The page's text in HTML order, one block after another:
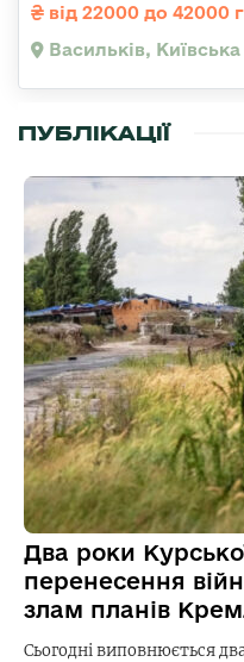
від 22000 до 42000
Васильків,
ПУБЛІКАЦІЇ
Два роки
перенесення
злам планів
Сьогодні виповнюється